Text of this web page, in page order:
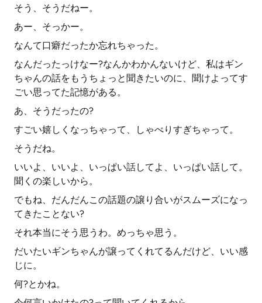
そう、そうだねー。
あー、そっかー。
なんて口癖だったか忘れちゃった。
なんだったっけなー?なんかわかんないけど、私はギン
ちゃんの話をもうちょっと聞きたいのに、聞けよってす
ごい思ってた記憶がある。
あ、そうだったの?
すごい嬉しくなっちゃって、しゃべりすぎちゃって。
そうだね。
いいよ、いいよ、いっぱい話してよ、いっぱい話して。
聞くの楽しいから。
でもね、だんだんこの話題の譲り合いがスムーズになっ
てきたことない?
それ本当にそう思うわ。めっちゃ思う。
だいたいギンちゃんが譲ってくれてるんだけど、いい感
じに。
何?とかね。